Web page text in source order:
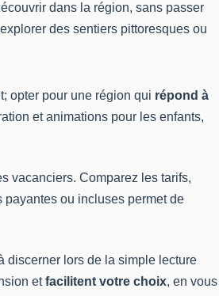
dans la région, sans passer
des sentiers pittoresques ou
opter pour une région qui répond à
et animations pour les enfants,
vacanciers. Comparez les tarifs,
payantes ou incluses permet de
discerner lors de la simple lecture
etfacilitent votre choix, en vous